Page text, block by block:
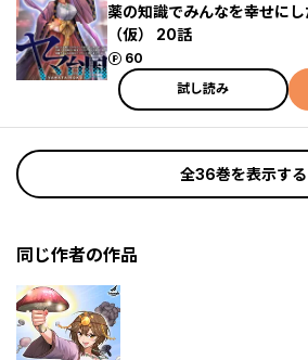
薬の知識でみんなを幸せに
（仮） 20話
60
ポイント
試し読み
全36巻を表示する
同じ作者の作品